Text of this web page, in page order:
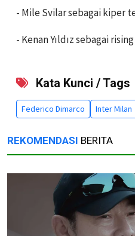
- Mile Svilar sebagai kiper
- Kenan Yıldız sebagai
Kata Kunci / Tags
Federico Dimarco Inter Milan
REKOMENDASI BERITA